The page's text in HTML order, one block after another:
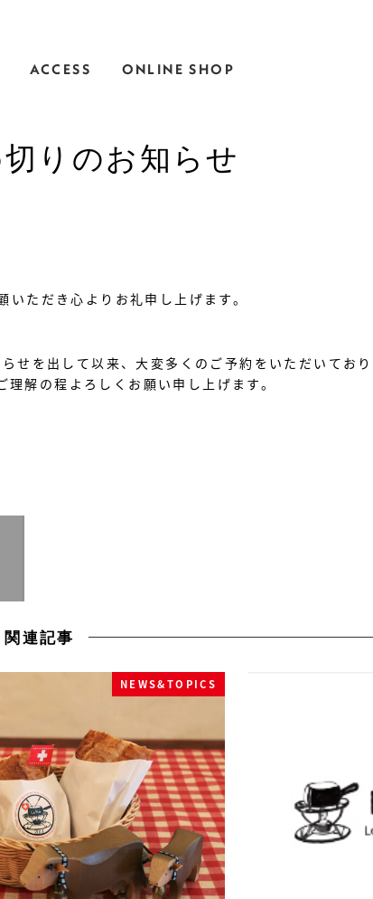
ACCESS ONLINE SHOP
りのお知らせ
ただき心よりお礼申し上げます。
を出して以来、大変多くのご予約をいただいてお
解の程よろしくお願い申し上げます。
関連記事
NEWS&TOPICS